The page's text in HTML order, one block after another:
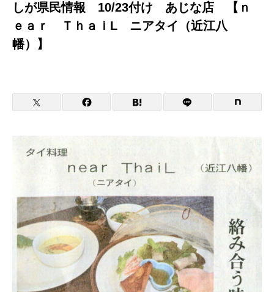
しが県民情報 10/23付け あじな店 【ｎ
ｅａｒ ＴｈａｉL ニアタイ（近江八
幡）】